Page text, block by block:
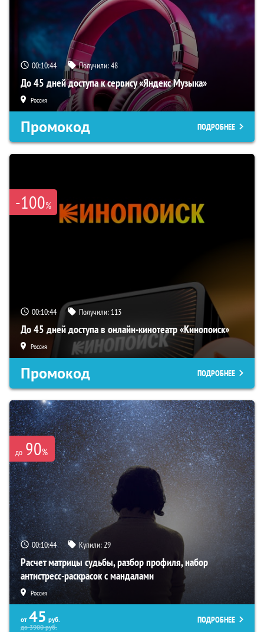
00:10:43 Получили:48
До 45 дней доступа к сервису «Яндекс Музыка»
Россия
Промокод ПОДРОБНЕЕ
-100%
00:10:43 Получили: 113
До 45 дней доступа в онлайн-кинотеатр «Кинопоиск»
Россия
Промокод ПОДРОБНЕЕ
до 90%
00:10:43 Купили:29
Расчет матрицы судьбы, разбор профиля, набор
антистресс-раскрасок с мандалами
Россия
от 45 руб.
до3900руб.
ПОДРОБНЕЕ